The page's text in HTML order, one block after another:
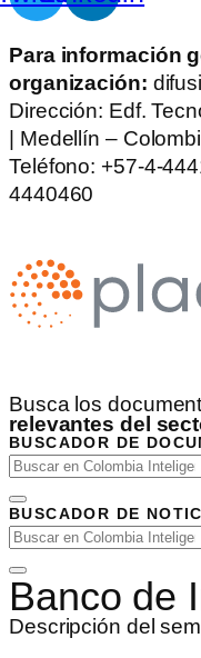
Para información
organización:
Dirección: Edf.
| Medellín –
Teléfono: +57-4-
4440460
Busca los
relevantes del
BUSCADOR DE
BUSCADOR DE
Banco de
Descripción del